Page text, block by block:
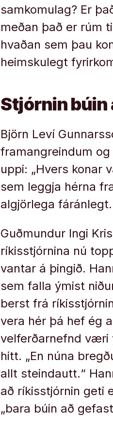
samkomulag? Er
meðan það er rúm
hvaðan sem þau
heimskulegt
Stjórnin búin
Björn Leví
framangreindum
uppi: „Hvers konar
sem leggja hérna
algjörlega
Guðmundur Ingi
ríkisstjórnina nú
vantar á þingið.
sem falla ýmist
berst frá
vera hér þá hef ég
velferðarnefnd væri
hitt. „En núna
allt steindautt.“
að ríkisstjórnin geti
„bara búin að